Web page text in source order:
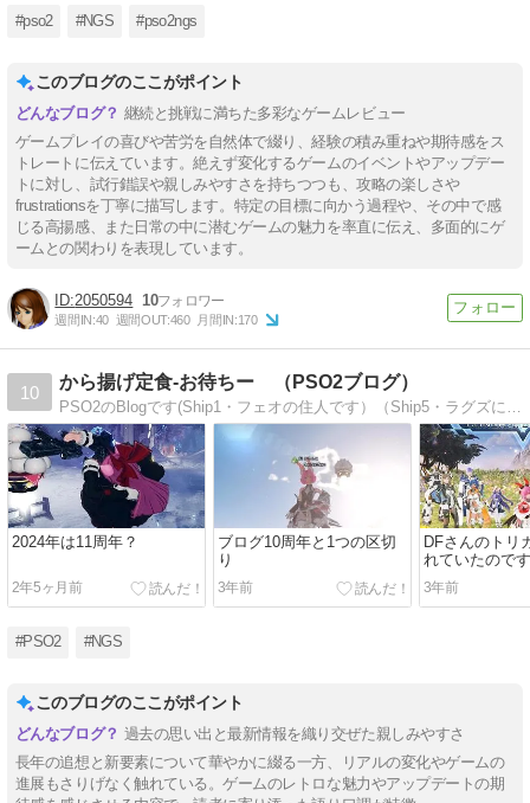
#pso2 #NGS #pso2ngs
このブログのここがポイント
継続と挑戦に満ちた多彩なゲームレビュー
ゲームプレイの喜びや苦労を自然体で綴り、経験の積み重ねや期待感をス
トレートに伝えています。絶えず変化するゲームのイベントやアップデー
トに対し、試行錯誤や親しみやすさを持ちつつも、攻略の楽しさや
frustrationsを丁寧に描写します。特定の目標に向かう過程や、その中で感
じる高揚感、また日常の中に潜むゲームの魅力を率直に伝え、多面的にゲ
ームとの関わりを表現しています。
2050594 10
週間IN:40 週間OUT:460 月間IN:170
10
から揚げ定食-お待ちー （PSO2ブログ）
2024年は11周年？
2年5ヶ月前
ブログ10周年と1つの区切
り
3年前
DFさんのトリ
れていたので
3年前
#PSO2 #NGS
このブログのここがポイント
過去の思い出と最新情報を織り交ぜた親しみやすさ
長年の追想と新要素について華やかに綴る一方、リアルの変化やゲームの
進展もさりげなく触れている。ゲームのレトロな魅力やアップデートの期